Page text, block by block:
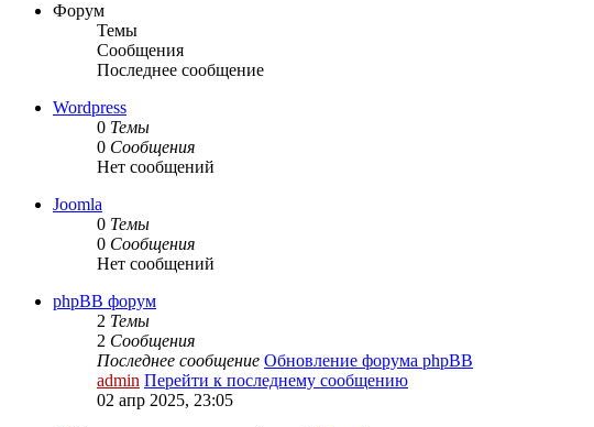
Форум
Темы
Сообщения
Последнее сообщение
Wordpress
0 Темы
0 Сообщения
Нет сообщений
Joomla
0 Темы
0 Сообщения
Нет сообщений
phpBB форум
2 Темы
2 Сообщения
Последнее сообщение Обновление форума phpBB
admin Перейти к последнему сообщению
02 апр 2025, 23:05